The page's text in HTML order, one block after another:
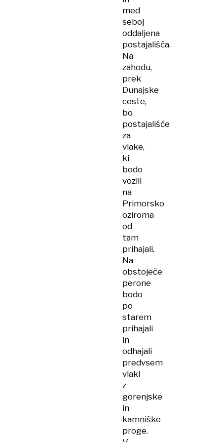
med
seboj
oddaljena
postajališča.
Na
zahodu,
prek
Dunajske
ceste,
bo
postajališče
za
vlake,
ki
bodo
vozili
na
Primorsko
oziroma
od
tam
prihajali.
Na
obstoječe
perone
bodo
po
starem
prihajali
in
odhajali
predvsem
vlaki
z
gorenjske
in
kamniške
proge.